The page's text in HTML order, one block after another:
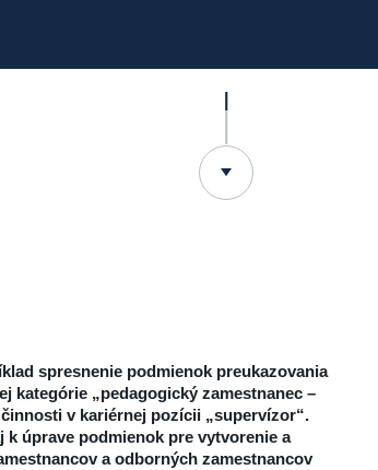
spresnenie podmienok preukazovania
kategórie „pedagogický zamestnanec –
v kariérnej pozícii „supervízor“.
k úprave podmienok pre vytvorenie a
a odborných zamestnancov